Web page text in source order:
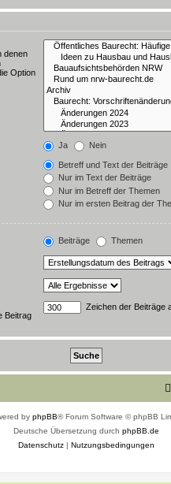
denen
Option
Ja Nein
Betreff und Text der Beiträge
Nur im Text der Beiträge
Nur im Betreff der Themen
Nur im ersten Beitrag der
Beiträge Themen
Beitrag
Zeichen der Beiträge
by phpBB® Forum Software © phpBB
Deutsche Übersetzung durch phpBB.de
Datenschutz | Nutzungsbedingungen